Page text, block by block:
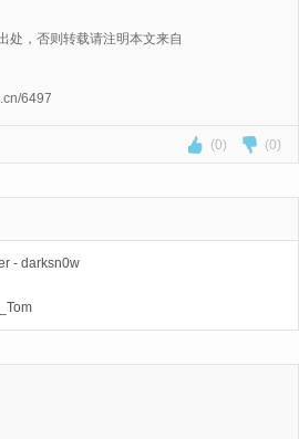
处，否则转载请注明本文来自
6497
(0) (0)
- darksn0w